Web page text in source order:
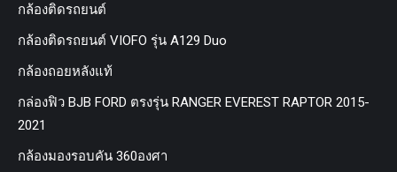
กล้องติดรถยนต์
กล้องติดรถยนต์ VIOFO รุ่น A129 Duo
กล้องถอยหลังแท้
กล่องฟิว BJB FORD ตรงรุ่น RANGER EVEREST RAPTOR 2015-
2021
กล้องมองรอบคัน 360องศา